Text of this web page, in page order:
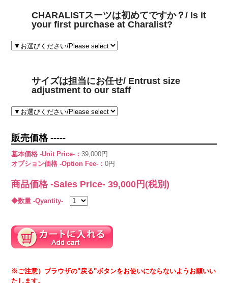
CHARALISTスーツは初めてですか？/ Is it
your first purchase at Charalist?
サイズは担当にお任せ/ Entrust size
adjustment to our staff
販売価格 -----
基本価格 -Unit Price-：39,000円
オプション価格 -Option Fee-：0円
商品価格 -Sales Price-39,000 円(税別)
◆数量 -Qyantity-
※ご注意）ブラウザの"戻る"ボタンをお使いにならないようお願いい
たします。